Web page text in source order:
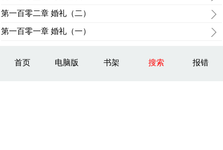
第一百零二章 婚礼（二）
第一百零一章 婚礼（一）
首页 电脑版 书架 搜索 报错